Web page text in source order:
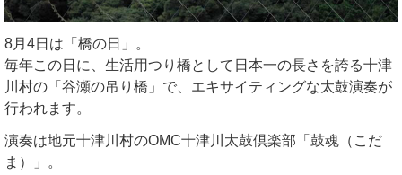
8月4日は「橋の日」。
毎年この日に、生活用つり橋として日本一の長さを誇る十津
川村の「谷瀬の吊り橋」で、エキサイティングな太鼓演奏が
行われます。
演奏は地元十津川村のOMC十津川太鼓倶楽部「鼓魂（こだ
ま）」。